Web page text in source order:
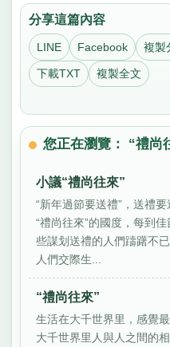
分享這篇內容
LINE Facebook 複製
下載TXT 複製全文
您正在瀏覽： “禮尚
小議“禮尚往來”
“新年過節要送禮”，送禮
“禮尚往來”的國度，每到
些謀划送禮的人們躊躇不
人們交際生...
“禮尚往來”
生活在大千世界里，感覺
大千世界里人與人之間的